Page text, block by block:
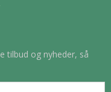
tilbud og nyheder, så